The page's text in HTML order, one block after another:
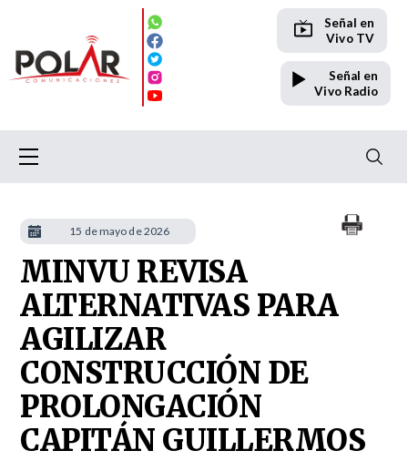
Señal en
Vivo TV
Señal en
Vivo Radio
MINVU REVISA
ALTERNATIVAS PARA
AGILIZAR
CONSTRUCCIÓN DE
PROLONGACIÓN
CAPITÁN GUILLERMOS
15 de mayo de 2026